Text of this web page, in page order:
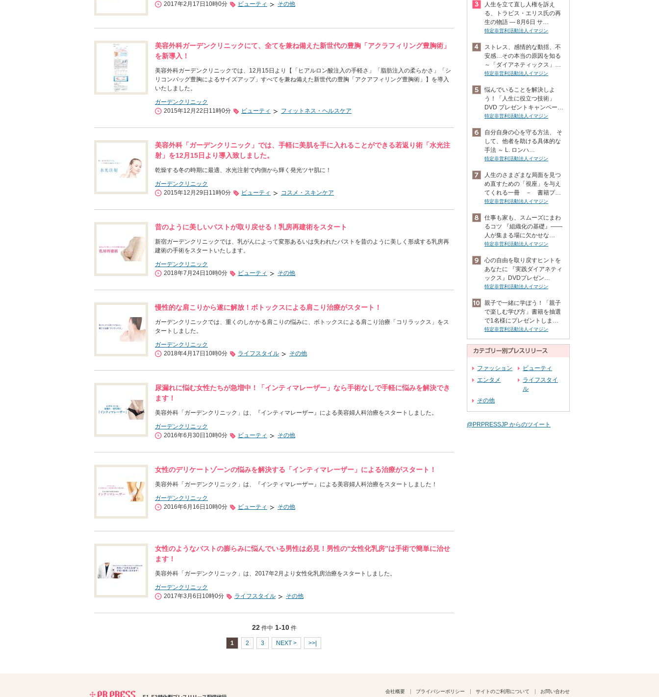
2017年2月17日10時0分
ビューティ その他
美容外科ガーデンクリニックにて、全てを兼ね備えた新世代の豊胸「アクラフィリング豊胸術」
を新導入！
美容外科ガーデンクリニックでは、12月15日より【「ヒアルロン酸注入の手軽さ」「脂肪注入の柔らかさ」「シ
リコンバッグ豊胸によるサイズアップ」すべてを兼ね備えた新世代の豊胸「アクアフィリング豊胸術」】を導入
いたしました。
ガーデンクリニック
2015年12月22日11時0分
ビューティ フィットネス・ヘルスケア
美容外科「ガーデンクリニック」では、手軽に美肌を手に入れることができる若返り術「水光注
射」を12月15日より導入致しました。
乾燥する冬の時期に最適、水光注射で内側から輝く発光ツヤ肌に！
ガーデンクリニック
2015年12月29日11時0分
ビューティ コスメ・スキンケア
昔のように美しいバストが取り戻せる！乳房再建術をスタート
新宿ガーデンクリニックでは、乳がんによって変形あるいは失われたバストを昔のように美しく形成する乳房再
建術の手術をスタートいたします。
ガーデンクリニック
2018年7月24日10時0分
ビューティ その他
慢性的な肩こりから遂に解放！ボトックスによる肩こり治療がスタート！
ガーデンクリニックでは、重くのしかかる肩こりの悩みに、ボトックスによる肩こり治療「コリラックス」をス
タートしました。
ガーデンクリニック
2018年4月17日10時0分
ライフスタイル その他
尿漏れに悩む女性たちが急増中！「インティマレーザー」なら手術なしで手軽に悩みを解決でき
ます！
美容外科「ガーデンクリニック」は、『インティマレーザー』による美容婦人科治療をスタートしました。
ガーデンクリニック
2016年6月30日10時0分
ビューティ その他
女性のデリケートゾーンの悩みを解決する「インティマレーザー」による治療がスタート！
美容外科「ガーデンクリニック」は、『インティマレーザー』による美容婦人科治療をスタートしました！
ガーデンクリニック
2016年6月16日10時0分
ビューティ その他
女性のようなバストの膨らみに悩んでいる男性は必見！男性の“女性化乳房”は手術で簡単に治せ
ます！
美容外科「ガーデンクリニック」は、2017年2月より女性化乳房治療をスタートしました。
ガーデンクリニック
2017年3月6日10時0分
ライフスタイル その他
22件中 1-10件
1 2 3 NEXT > >>|
人生を立て直し人権を訴え
る、トラビス・エリス氏の再
生の物語 ― 8月6日 サ…
特定非営利活動法人イマジン
ストレス、感情的な動揺、不
安感…その本当の原因を知る
～「ダイアネティックス」…
特定非営利活動法人イマジン
悩んでいることを解決しよ
う！「人生に役立つ技術」
DVD プレゼントキャンペー…
特定非営利活動法人イマジン
自分自身の心を守る方法、 そ
して、他者を助ける具体的な
手法 ～ L. ロンハ…
特定非営利活動法人イマジン
人生のさまざまな局面を見つ
め直すための「視座」を与え
てくれる一冊 － 書籍プ…
特定非営利活動法人イマジン
仕事も家も、スムーズにまわ
るコツ 『組織化の基礎』――
人が集まる場に欠かせな…
特定非営利活動法人イマジン
心の自由を取り戻すヒントを
あなたに 『実践ダイアネティ
ックス』DVDプレゼン…
特定非営利活動法人イマジン
親子で一緒に学ぼう！「親子
で楽しむ学び方」書籍を抽選
で1名様にプレゼントしま…
特定非営利活動法人イマジン
ファッション
ビューティ
エンタメ
ライフスタイ
ル
その他
@PRPRESSJP からのツイート
会社概要 プライバシーポリシー サイトのご利用について お問い合わせ